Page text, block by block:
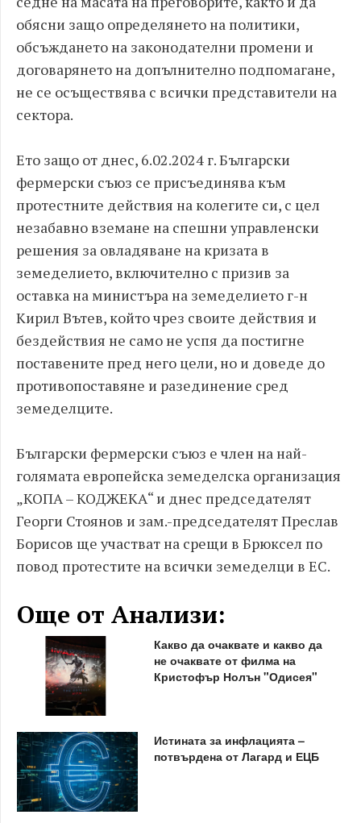
обясни защо определянето на политики,
обсъждането на законодателни промени и
договарянето на допълнително подпомагане,
не се осъществява с всички представители на
сектора.
Ето защо от днес, 6.02.2024 г. Български
фермерски съюз се присъединява към
протестните действия на колегите си, с цел
незабавно вземане на спешни управленски
решения за овладяване на кризата в
земеделието, включително с призив за
оставка на министъра на земеделието г-н
Кирил Вътев, който чрез своите действия и
бездействия не само не успя да постигне
поставените пред него цели, но и доведе до
противопоставяне и разединение сред
земеделците.
Български фермерски съюз е член на най-
голямата европейска земеделска организация
„КОПА – КОДЖЕКА“ и днес председателят
Георги Стоянов и зам.-председателят Преслав
Борисов ще участват на срещи в Брюксел по
повод протестите на всички земеделци в ЕС.
Още от Анализи:
Какво да очаквате и какво да
не очаквате от филма на
Кристофър Нолън "Одисея"
Истината за инфлацията –
потвърдена от Лагард и ЕЦБ